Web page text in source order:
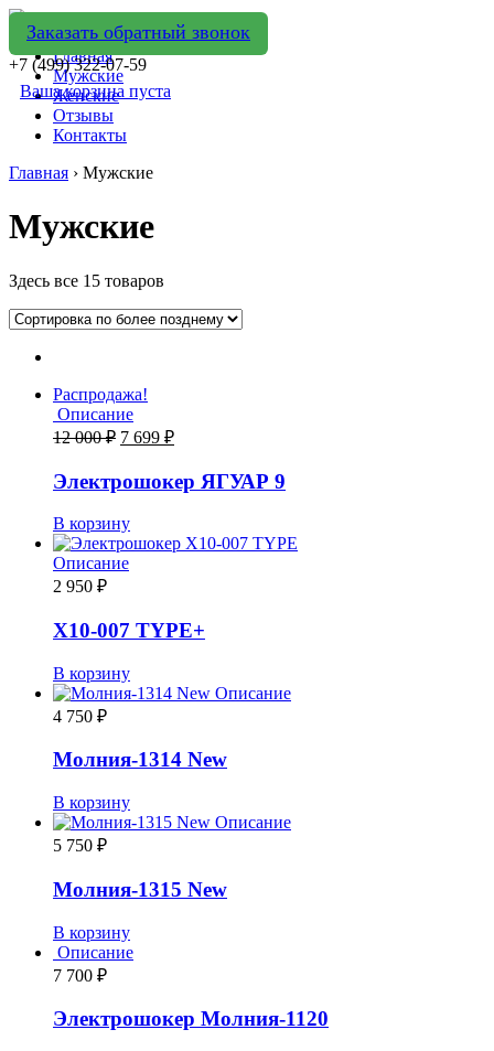
Заказать обратный звонок
+7 (499) 322-07-59
Ваша корзина пуста
Главная
Мужские
Женские
Отзывы
Контакты
Главная › Мужские
Мужские
Здесь все 15 товаров
Распродажа!
Описание
12 000₽ 7 699 ₽
Электрошокер ЯГУАР 9
В корзину
Описание
2 950 ₽
Х10-007 TYPE+
В корзину
Описание
4 750 ₽
Молния-1314 New
В корзину
Описание
5 750 ₽
Молния-1315 New
В корзину
Описание
7 700 ₽
Электрошокер Молния-1120